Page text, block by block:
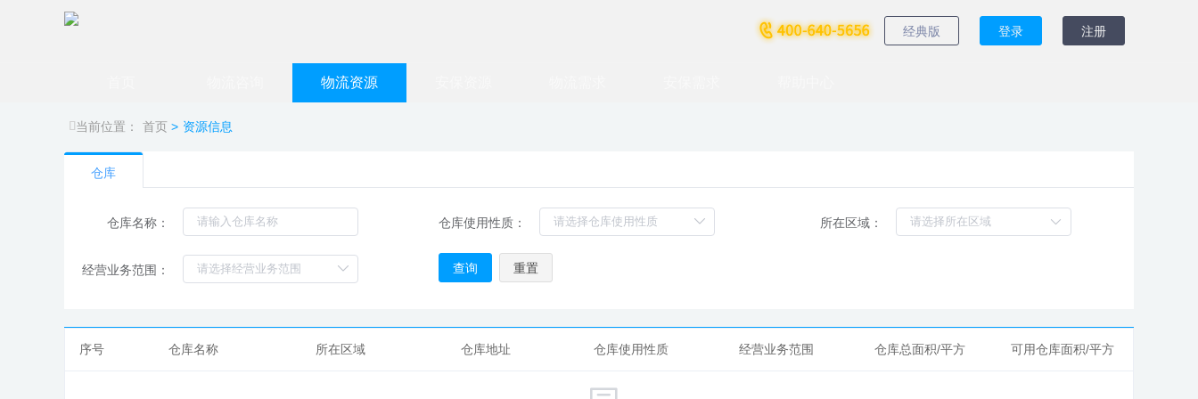
经典版 登录 注册
运价查询
物流资源
运输需求
物流集采
当前位置： 首页 > 资源信息
仓库
仓库名称： 仓库使用性质： 所在区域：
经营业务范围： 查询 重置
序号 仓库名称 所在区域 仓库地址 仓库使用性质 经营业务范围 仓库总面积/平方 可用仓库面积/平方